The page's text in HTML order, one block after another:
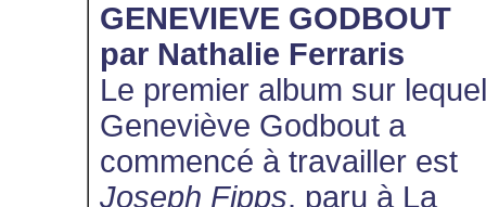
GENEVIEVE GODBOUT
par Nathalie Ferraris
Le premier album sur lequel
Geneviève Godbout a
commencé à travailler est
Joseph Fipps, paru à La